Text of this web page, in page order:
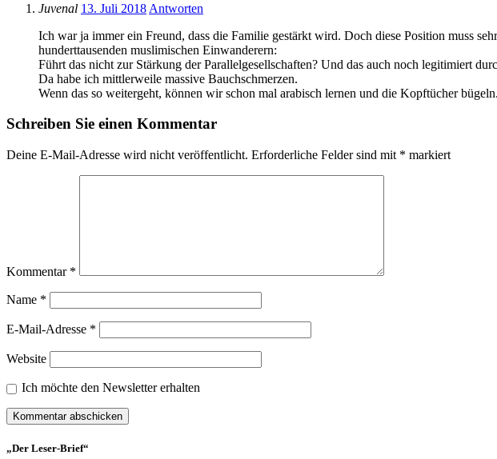
Juvenal 13. Juli 2018 Antworten
Ich war ja immer ein Freund, dass die Familie gestärkt wird. Doch diese Position muss
hunderttausenden muslimischen Einwanderern:
Führt das nicht zur Stärkung der Parallelgesellschaften? Und das auch noch legitimiert
Da habe ich mittlerweile massive Bauchschmerzen.
Wenn das so weitergeht, können wir schon mal arabisch lernen und die Kopftücher bügeln.
Schreiben Sie einen Kommentar
Deine E-Mail-Adresse wird nicht veröffentlicht. Erforderliche Felder sind mit * markiert
Kommentar *
Name *
E-Mail-Adresse *
Website
Ich möchte den Newsletter erhalten
„Der Leser-Brief“